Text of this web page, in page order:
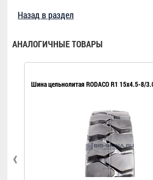
Назад в раздел
АНАЛОГИЧНЫЕ ТОВАРЫ
Шина цельнолитая RODACO R1 15x4.5-8/
‹